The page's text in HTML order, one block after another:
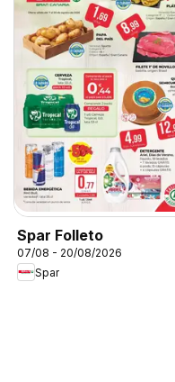
Spar Folleto
07/08 - 20/08/2026
Spar